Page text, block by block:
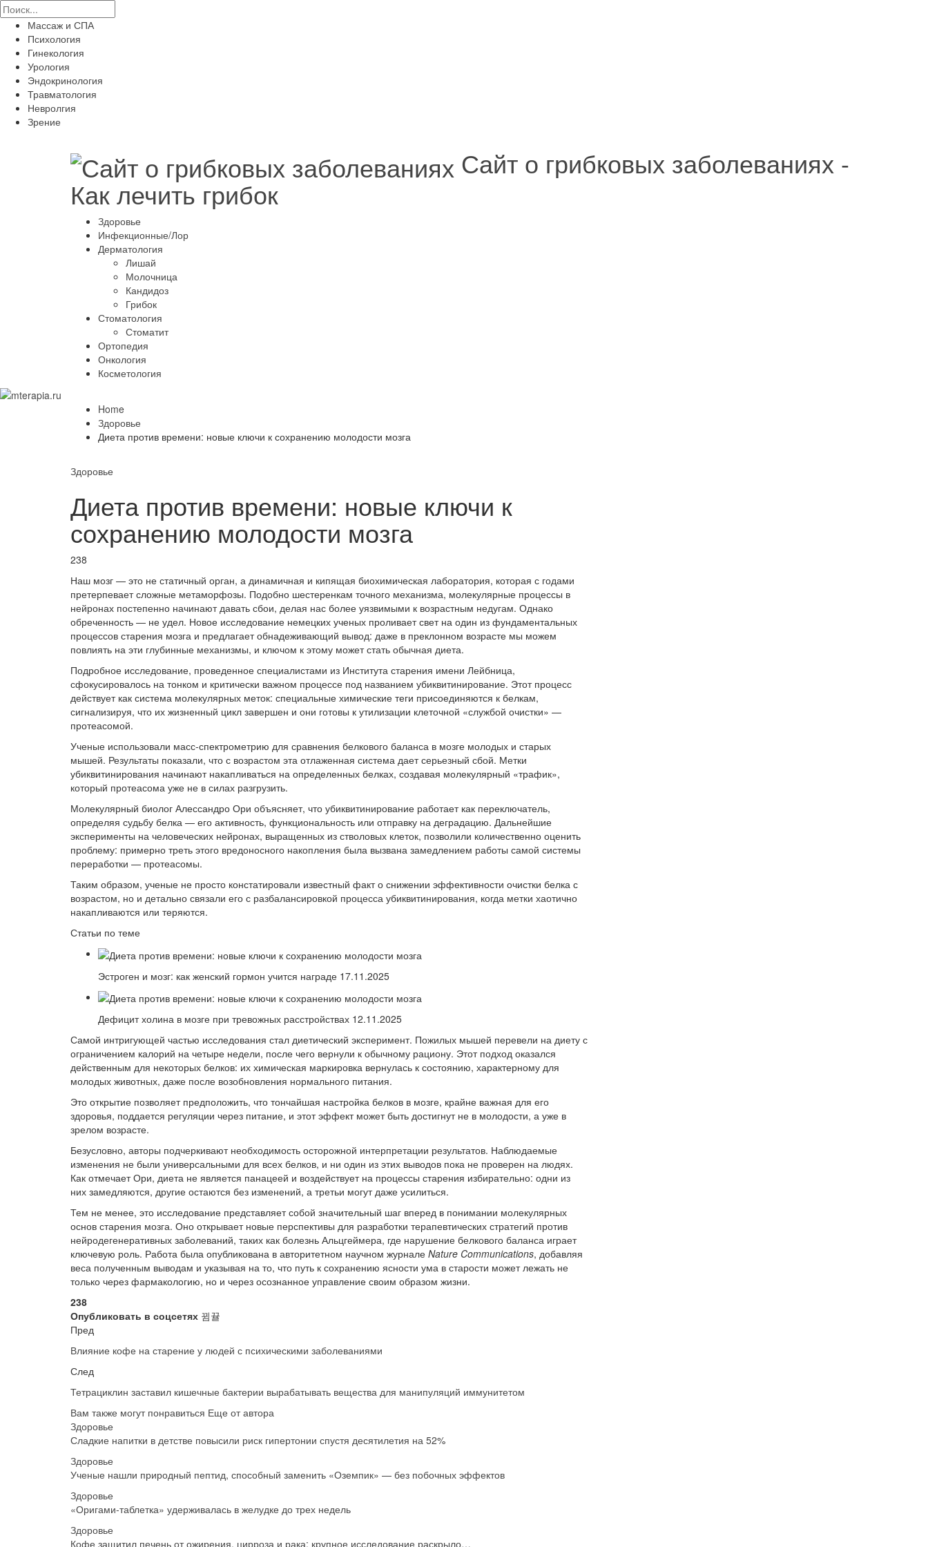
Массаж и СПА
Психология
Гинекология
Урология
Эндокринология
Травматология
Невролгия
Зрение
Сайт о грибковых заболеваниях -
Как лечить грибок
Здоровье
Инфекционные/Лор
Дерматология
Лишай
Молочница
Кандидоз
Грибок
Стоматология
Стоматит
Ортопедия
Онкология
Косметология
Home
Здоровье
Диета против времени: новые ключи к сохранению молодости мозга
Здоровье
Диета против времени: новые ключи к
сохранению молодости мозга
238
Наш мозг — это не статичный орган, а динамичная и кипящая биохимическая лаборатория, которая с годами
претерпевает сложные метаморфозы. Подобно шестеренкам точного механизма, молекулярные процессы в
нейронах постепенно начинают давать сбои, делая нас более уязвимыми к возрастным недугам. Однако
обреченность — не удел. Новое исследование немецких ученых проливает свет на один из фундаментальных
процессов старения мозга и предлагает обнадеживающий вывод: даже в преклонном возрасте мы можем
повлиять на эти глубинные механизмы, и ключом к этому может стать обычная диета.
Подробное исследование, проведенное специалистами из Института старения имени Лейбница,
сфокусировалось на тонком и критически важном процессе под названием убиквитинирование. Этот процесс
действует как система молекулярных меток: специальные химические теги присоединяются к белкам,
сигнализируя, что их жизненный цикл завершен и они готовы к утилизации клеточной «службой очистки» —
протеасомой.
Ученые использовали масс-спектрометрию для сравнения белкового баланса в мозге молодых и старых
мышей. Результаты показали, что с возрастом эта отлаженная система дает серьезный сбой. Метки
убиквитинирования начинают накапливаться на определенных белках, создавая молекулярный «трафик»,
который протеасома уже не в силах разгрузить.
Молекулярный биолог Алессандро Ори объясняет, что убиквитинирование работает как переключатель,
определяя судьбу белка — его активность, функциональность или отправку на деградацию. Дальнейшие
эксперименты на человеческих нейронах, выращенных из стволовых клеток, позволили количественно оценить
проблему: примерно треть этого вредоносного накопления была вызвана замедлением работы самой системы
переработки — протеасомы.
Таким образом, ученые не просто констатировали известный факт о снижении эффективности очистки белка с
возрастом, но и детально связали его с разбалансировкой процесса убиквитинирования, когда метки хаотично
накапливаются или теряются.
Статьи по теме
Эстроген и мозг: как женский гормон учится награде 17.11.2025
Дефицит холина в мозге при тревожных расстройствах 12.11.2025
Самой интригующей частью исследования стал диетический эксперимент. Пожилых мышей перевели на диету с
ограничением калорий на четыре недели, после чего вернули к обычному рациону. Этот подход оказался
действенным для некоторых белков: их химическая маркировка вернулась к состоянию, характерному для
молодых животных, даже после возобновления нормального питания.
Это открытие позволяет предположить, что тончайшая настройка белков в мозге, крайне важная для его
здоровья, поддается регуляции через питание, и этот эффект может быть достигнут не в молодости, а уже в
зрелом возрасте.
Безусловно, авторы подчеркивают необходимость осторожной интерпретации результатов. Наблюдаемые
изменения не были универсальными для всех белков, и ни один из этих выводов пока не проверен на людях.
Как отмечает Ори, диета не является панацеей и воздействует на процессы старения избирательно: одни из
них замедляются, другие остаются без изменений, а третьи могут даже усилиться.
Тем не менее, это исследование представляет собой значительный шаг вперед в понимании молекулярных
основ старения мозга. Оно открывает новые перспективы для разработки терапевтических стратегий против
нейродегенеративных заболеваний, таких как болезнь Альцгеймера, где нарушение белкового баланса играет
ключевую роль. Работа была опубликована в авторитетном научном журнале Nature Communications, добавляя
веса полученным выводам и указывая на то, что путь к сохранению ясности ума в старости может лежать не
только через фармакологию, но и через осознанное управление своим образом жизни.
238
Опубликовать в соцсетях
Пред
Влияние кофе на старение у людей с психическими заболеваниями
След
Тетрациклин заставил кишечные бактерии вырабатывать вещества для манипуляций иммунитетом
Вам также могут понравиться Еще от автора
Здоровье
Сладкие напитки в детстве повысили риск гипертонии спустя десятилетия на 52%
Здоровье
Ученые нашли природный пептид, способный заменить «Оземпик» — без побочных эффектов
Здоровье
«Оригами-таблетка» удерживалась в желудке до трех недель
Здоровье
Кофе защитил печень от ожирения, цирроза и рака: крупное исследование раскрыло…